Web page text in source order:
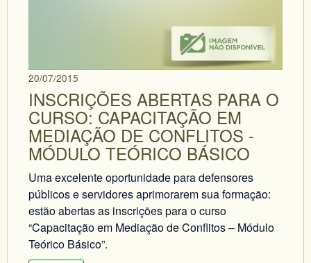
20/07/2015
INSCRIÇÕES ABERTAS PARA O
CURSO: CAPACITAÇÃO EM
MEDIAÇÃO DE CONFLITOS -
MÓDULO TEÓRICO BÁSICO
Uma excelente oportunidade para defensores
públicos e servidores aprimorarem sua formação:
estão abertas as inscrições para o curso
“Capacitação em Mediação de Conflitos – Módulo
Teórico Básico”.